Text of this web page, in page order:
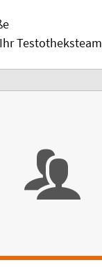
Testotheksteam